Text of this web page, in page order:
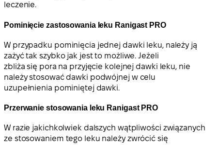
leczenie.
Pominięcie zastosowania leku Ranigast PRO
W przypadku pominięcia jednej dawki leku, należy ją
zażyć tak szybko jak jest to możliwe. Jeżeli
zbliża się pora na przyjęcie kolejnej dawki leku, nie
należy stosować dawki podwójnej w celu
uzupełnienia pominiętej dawki.
Przerwanie stosowania leku Ranigast PRO
W razie jakichkolwiek dalszych wątpliwości związanych
ze stosowaniem tego leku należy zwrócić się